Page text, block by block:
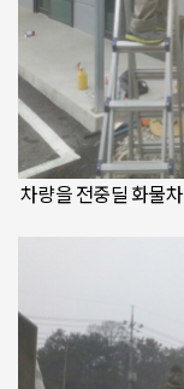
차량을 전중딜 화물